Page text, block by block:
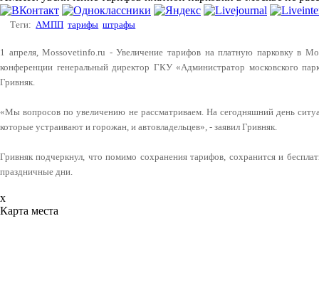
Теги: АМПП тарифы штрафы
1 апреля, Mossovetinfo.ru - Увеличение тарифов на платную парковку в
конференции генеральный директор ГКУ «Администратор московского
Гривняк.
«Мы вопросов по увеличению не рассматриваем. На сегодняшний день
которые устраивают и горожан, и автовладельцев», - заявил Гривняк.
Гривняк подчеркнул, что помимо сохранения тарифов, сохранится и
праздничные дни.
x
Карта места